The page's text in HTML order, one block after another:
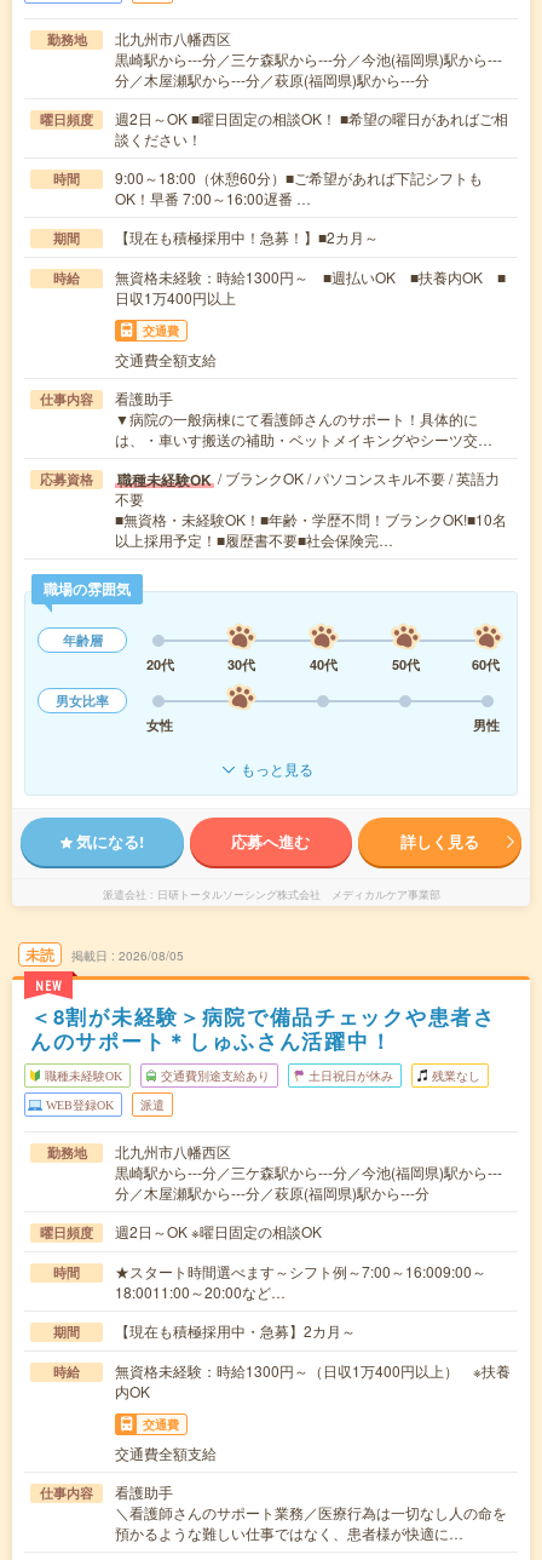
勤務地
北九州市八幡西区
黒崎駅から---分／三ケ森駅から---分／今池(福岡県)駅から---
分／木屋瀬駅から---分／萩原(福岡県)駅から---分
曜日頻度
週2日～OK ■曜日固定の相談OK！ ■希望の曜日があればご相
談ください！
時間
9:00～18:00（休憩60分）■ご希望があれば下記シフトも
OK！早番 7:00～16:00遅番 …
期間 【現在も積極採用中！急募！】■2カ月～
時給
無資格未経験：時給1300円～ ■週払いOK ■扶養内OK ■
日収1万400円以上
交通費
交通費全額支給
仕事内容
看護助手
▼病院の一般病棟にて看護師さんのサポート！具体的に
は、・車いす搬送の補助・ベットメイキングやシーツ交…
応募資格 職種未経験OK / ブランクOK / パソコンスキル不要 / 英語力
不要
■無資格・未経験OK！■年齢・学歴不問！ブランクOK!■10名
以上採用予定！■履歴書不要■社会保険完…
職場の雰囲気
年齢層
20代
30代 40代 50代
60代
男女比率
女性
男性
もっと見る
気になる! 応募へ進む 詳しく見る
派遣会社 日研トータルソーシング株式会社 メディカルケア事業部
未読
NEW
掲載日 2026/08/05
＜8割が未経験＞病院で備品チェックや患者さ
んのサポート＊しゅふさん活躍中！
職種未経験OK 交通費別途支給あり 土日祝日が休み 残業なし
WEB登録OK 派遣
勤務地
北九州市八幡西区
黒崎駅から---分／三ケ森駅から---分／今池(福岡県)駅から---
分／木屋瀬駅から---分／萩原(福岡県)駅から---分
曜日頻度 週2日～OK ※曜日固定の相談OK
時間
★スタート時間選べます～シフト例～7:00～16:009:00～
18:0011:00～20:00など…
期間 【現在も積極採用中・急募】2カ月～
時給
無資格未経験：時給1300円～（日収1万400円以上） ※扶養
内OK
交通費
交通費全額支給
仕事内容
看護助手
＼看護師さんのサポート業務／医療行為は一切なし人の命を
預かるような難しい仕事ではなく、患者様が快適に…